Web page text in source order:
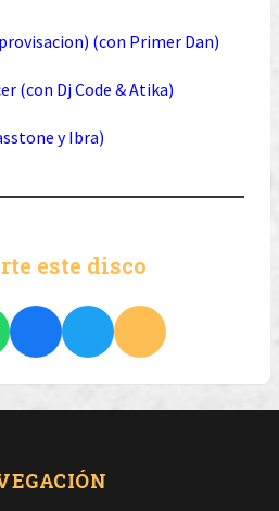
(con Primer Dan)
(con Dj Code & Atika)
y Ibra)
este disco